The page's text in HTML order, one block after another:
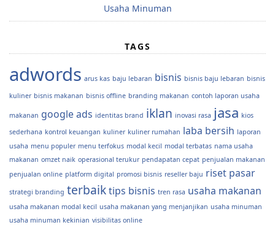
Usaha Minuman
TAGS
adwords arus kas baju lebaran bisnis bisnis baju lebaran bisnis
kuliner bisnis makanan bisnis offline branding makanan contoh laporan usaha
makanan google ads identitas brand iklan inovasi rasa jasa kios
sederhana kontrol keuangan kuliner kuliner rumahan laba bersih laporan
usaha menu populer menu terfokus modal kecil modal terbatas nama usaha
makanan omzet naik operasional terukur pendapatan cepat penjualan makanan
penjualan online platform digital promosi bisnis reseller baju riset pasar
strategi branding terbaiktips bisnis tren rasa usaha makanan
usaha makanan modal kecil usaha makanan yang menjanjikan usaha minuman
usaha minuman kekinian visibilitas online